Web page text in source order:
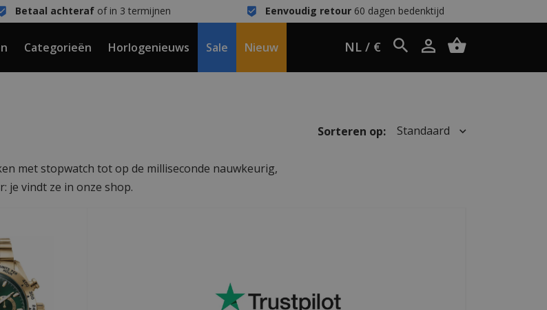
Betaal achterafof in 3 termijnen Eenvoudig retour60 dagen bedenktijd
Categorieën Horlogenieuws Sale Nieuw NL / €
met stopwatch tot op de milliseconde nauwkeurig,
je vindt ze in onze shop.
Sorteren op: Standaard